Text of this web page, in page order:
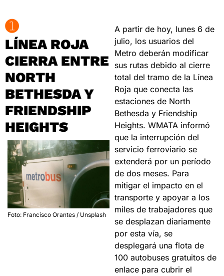
➊
LÍNEA ROJA
CIERRA ENTRE
NORTH
BETHESDA Y
FRIENDSHIP
HEIGHTS
Foto: Francisco Orantes / Unsplash
A partir de hoy, lunes 6 de
julio, los usuarios del
Metro deberán modificar
sus rutas debido al cierre
total del tramo de la Línea
Roja que conecta las
estaciones de North
Bethesda y Friendship
Heights. WMATA informó
que la interrupción del
servicio ferroviario se
extenderá por un período
de dos meses. Para
mitigar el impacto en el
transporte y apoyar a los
miles de trabajadores que
se desplazan diariamente
por esta vía, se
desplegará una flota de
100 autobuses gratuitos de
enlace para cubrir el